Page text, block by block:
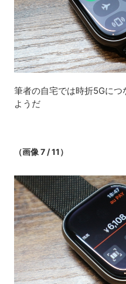
筆者の自宅では時折5Gに
ようだ
（画像 7 / 11）